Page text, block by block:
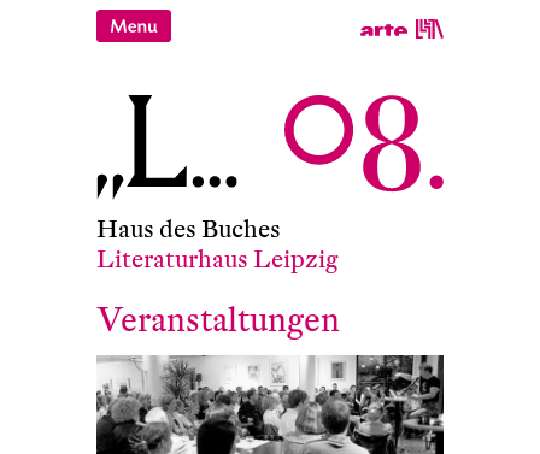
Haus des Buches
Literaturhaus Leipzig
Veranstaltungen